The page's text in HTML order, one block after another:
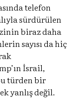
telefon
sürdürülen
biraz daha
sayısı da hiç
İsrail,
türden bir
yanlış değil.